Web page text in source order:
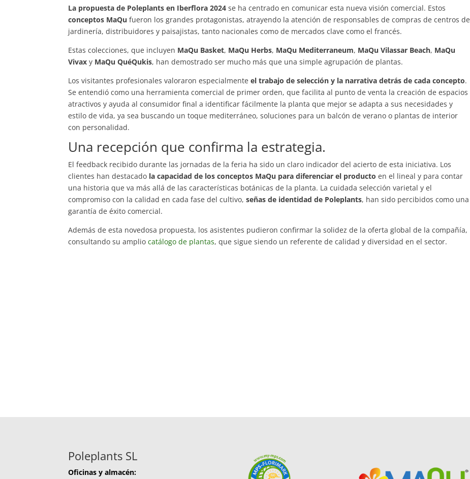
La propuesta de Poleplants en Iberflora 2024 se ha centrado en comunicar esta nueva visión comercial. Estos
conceptos MaQu fueron los grandes protagonistas, atrayendo la atención de responsables de compras de centros de
jardinería, distribuidores y paisajistas, tanto nacionales como de mercados clave como el francés.
Estas colecciones, que incluyen MaQu Basket, MaQu Herbs, MaQu Mediterraneum, MaQu Vilassar Beach, MaQu
Vivax y MaQu QuéQukis, han demostrado ser mucho más que una simple agrupación de plantas.
Los visitantes profesionales valoraron especialmenteel trabajo de selección y la narrativa detrás de cada concepto.
Se entendió como una herramienta comercial de primer orden, que facilita al punto de venta la creación de espacios
atractivos y ayuda al consumidor final a identificar fácilmente la planta que mejor se adapta a sus necesidades y
estilo de vida, ya sea buscando un toque mediterráneo, soluciones para un balcón de verano o plantas de interior
con personalidad.
Una recepción que confirma la estrategia.
El feedback recibido durante las jornadas de la feria ha sido un claro indicador del acierto de esta iniciativa. Los
clientes han destacado la capacidad de los conceptos MaQu para diferenciar el producto en el lineal y para contar
una historia que va más allá de las características botánicas de la planta. La cuidada selección varietal y el
compromiso con la calidad en cada fase del cultivo,señas de identidad de Poleplants, han sido percibidos como una
garantía de éxito comercial.
Además de esta novedosa propuesta, los asistentes pudieron confirmar la solidez de la oferta global de la compañía,
consultando su ampliocatálogo de plantas, que sigue siendo un referente de calidad y diversidad en el sector.
Poleplants SL
Oficinas y almacén: